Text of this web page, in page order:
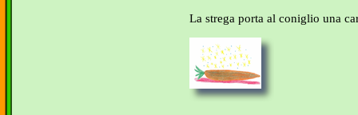
La strega porta al coniglio una